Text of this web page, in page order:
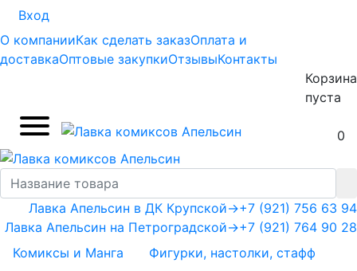
Вход
О компанииКак сделать заказОплата и
доставкаОптовые закупкиОтзывыКонтакты
Корзина
пуста
0
+7 (921) 756 63 94
+7 (921) 764 90 28
Лавка Апельсин в ДК Крупской→
Лавка Апельсин на Петроградской→
Комиксы и Манга
Фигурки, настолки, стафф